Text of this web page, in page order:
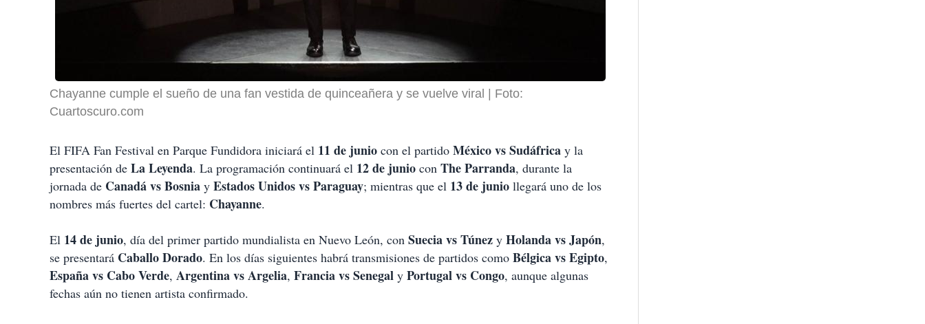
Chayanne cumple el sueño de una fan vestida de quinceañera y se vuelve viral
Foto:
Cuartoscuro.com
El FIFA Fan Festival en Parque Fundidora iniciará el 11 de junio con el partido México vs Sudáfrica y la
presentación de La Leyenda. La programación continuará el 12 de junio con The Parranda, durante la
jornada de Canadá vs Bosnia y Estados Unidos vs Paraguay; mientras que el 13 de junio llegará uno de los
nombres más fuertes del cartel: Chayanne.
El 14 de junio, día del primer partido mundialista en Nuevo León, con Suecia vs Túnez y Holanda vs Japón,
se presentará Caballo Dorado. En los días siguientes habrá transmisiones de partidos como Bélgica vs Egipto,
España vs Cabo Verde, Argentina vs Argelia, Francia vs Senegal y Portugal vs Congo, aunque algunas
fechas aún no tienen artista confirmado.